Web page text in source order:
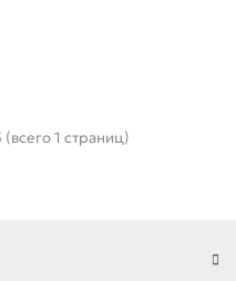
(всего 1 страниц)